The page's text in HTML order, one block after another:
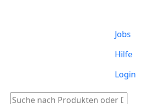
Jobs
Hilfe
Login
Suche